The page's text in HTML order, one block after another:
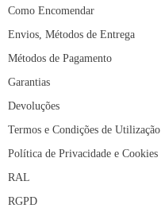
Como Encomendar
Envios, Métodos de Entrega
Métodos de Pagamento
Garantias
Devoluções
Termos e Condições de Utilização
Política de Privacidade e Cookies
RAL
RGPD